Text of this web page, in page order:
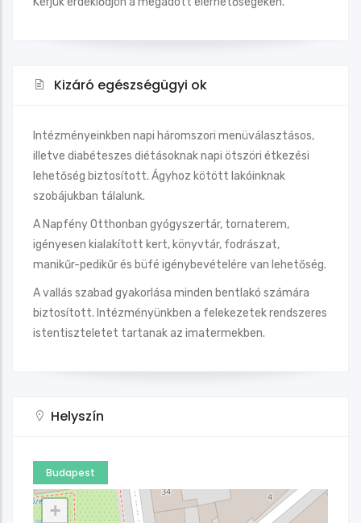
Kizáró egészségügyi ok
Intézményeinkben napi háromszori menüválasztásos,
illetve diabéteszes diétásoknak napi ötszöri étkezési
lehetőség biztosított. Ágyhoz kötött lakóinknak
szobájukban tálalunk.
A Napfény Otthonban gyógyszertár, tornaterem,
igényesen kialakított kert, könyvtár, fodrászat,
manikűr-pedikűr és büfé igénybevételére van lehetőség.
A vallás szabad gyakorlása minden bentlakó számára
biztosított. Intézményünkben a felekezetek rendszeres
istentiszteletet tartanak az imatermekben.
Helyszín
Budapest
+